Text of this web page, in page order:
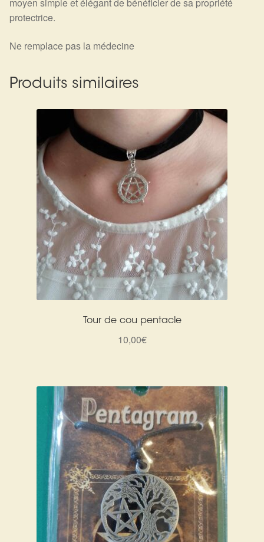
protectrice.
Ne remplace pas la médecine
Produits similaires
Tour de cou pentacle
10,00€